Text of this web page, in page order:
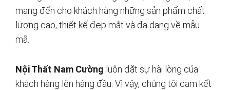
mang đến cho khách hàng những sản phẩm chất
lượng cao, thiết kế đẹp mắt và đa dạng về mẫu
mã.
Nội Thất Nam Cường luôn đặt sự hài lòng của
khách hàng lên hàng đầu. Vì vậy, chúng tôi cam kết